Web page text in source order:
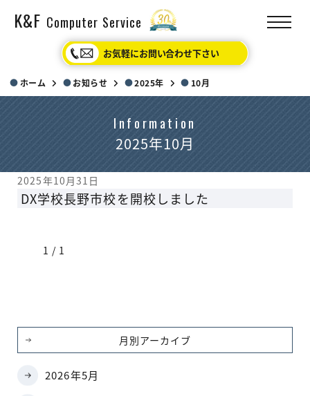
K&F Computer Service
お気軽にお問い合わせ下さい
ホーム お知らせ 2025年 10月
Information
2025年10月
2025年10月31日
DX学校長野市校を開校しました
1 / 1
月別アーカイブ
2026年5月